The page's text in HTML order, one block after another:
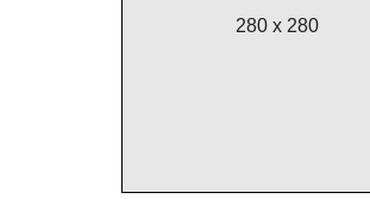
280 x 280